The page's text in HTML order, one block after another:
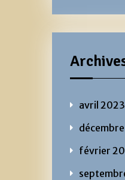
avril 2023
février